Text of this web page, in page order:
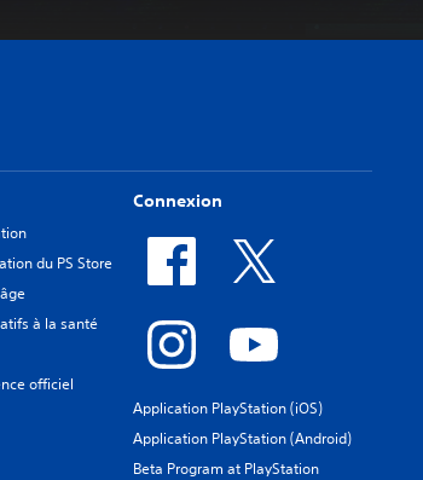
du PS Store
à la santé
officiel
Connexion
Application PlayStation (iOS)
Application PlayStation (Android)
Beta Program at PlayStation